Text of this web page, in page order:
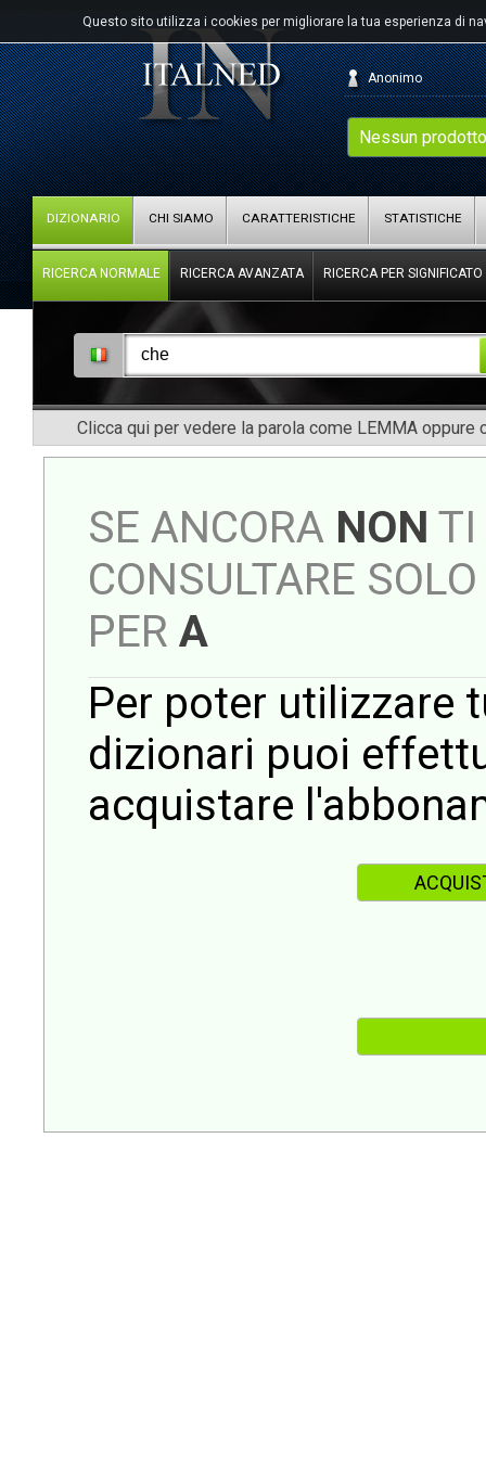
Questo sito utilizza i cookies per migliorare la tua esperienza di
Nessun
Anonimo
DIZIONARIO CHI SIAMO CARATTERISTICHE STATISTICHE
RICERCA NORMALE RICERCA AVANZATA RICERCA PER SIGNIFICATO
Clicca qui per vedere la parola come LEMMA oppure
SE ANCORA NON TI
CONSULTARE
PER A
Per poter utilizzare
dizionari puoi
acquistare